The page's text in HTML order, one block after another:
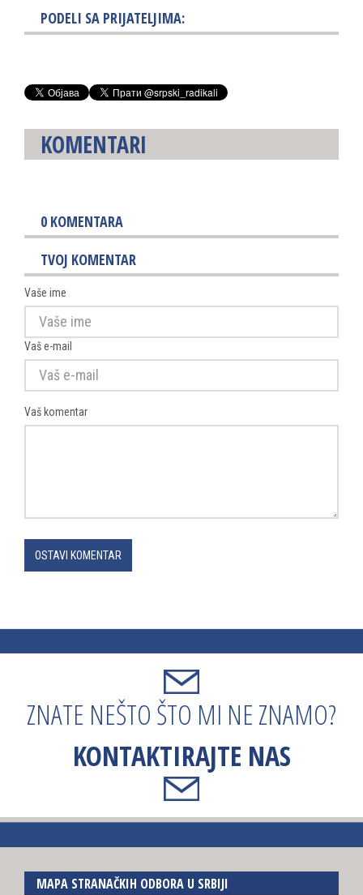
PODELI SA PRIJATELJIMA:
KOMENTARI
0 KOMENTARA
TVOJ KOMENTAR
Vaše ime
Vaš e-mail
Vaš komentar
OSTAVI KOMENTAR
ZNATE NEŠTO ŠTO MI NE ZNAMO?
KONTAKTIRAJTE NAS
MAPA STRANAČKIH ODBORA U SRBIJI